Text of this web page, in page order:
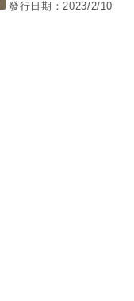
發行日期：2023/2/10